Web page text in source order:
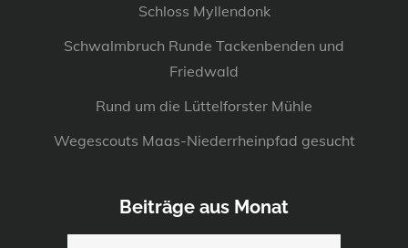
Schloss Myllendonk
Schwalmbruch Runde Tackenbenden und
Friedwald
Rund um die Lüttelforster Mühle
Wegescouts Maas-Niederrheinpfad gesucht
Beiträge aus Monat